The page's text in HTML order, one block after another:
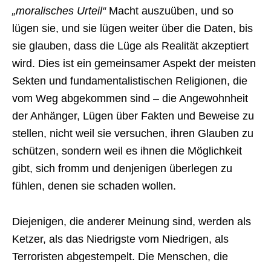
„moralisches Urteil“Macht auszuüben, und so
lügen sie, und sie lügen weiter über die Daten, bis
sie glauben, dass die Lüge als Realität akzeptiert
wird. Dies ist ein gemeinsamer Aspekt der meisten
Sekten und fundamentalistischen Religionen, die
vom Weg abgekommen sind – die Angewohnheit
der Anhänger, Lügen über Fakten und Beweise zu
stellen, nicht weil sie versuchen, ihren Glauben zu
schützen, sondern weil es ihnen die Möglichkeit
gibt, sich fromm und denjenigen überlegen zu
fühlen, denen sie schaden wollen.
Diejenigen, die anderer Meinung sind, werden als
Ketzer, als das Niedrigste vom Niedrigen, als
Terroristen abgestempelt. Die Menschen, die